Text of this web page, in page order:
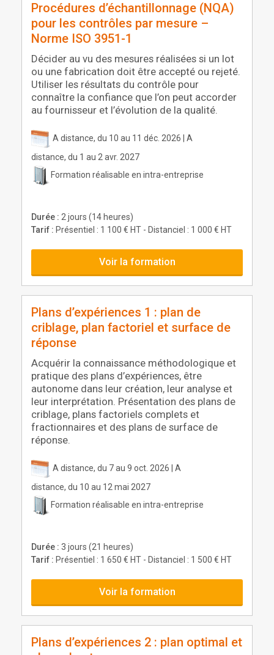
Procédures d’échantillonnage (NQA)
pour les contrôles par mesure –
Norme ISO 3951-1
Décider au vu des mesures réalisées si un lot
ou une fabrication doit être accepté ou rejeté.
Utiliser les résultats du contrôle pour
connaître la confiance que l’on peut accorder
au fournisseur et l’évolution de la qualité.
A distance, du 10 au 11 déc. 2026 | A
distance, du 1 au 2 avr. 2027
Formation réalisable en intra-entreprise
Durée : 2 jours (14 heures)
Tarif : Présentiel : 1 100 € HT - Distanciel : 1 000 € HT
Voir la formation
Plans d’expériences 1 : plan de
criblage, plan factoriel et surface de
réponse
Acquérir la connaissance méthodologique et
pratique des plans d’expériences, être
autonome dans leur création, leur analyse et
leur interprétation. Présentation des plans de
criblage, plans factoriels complets et
fractionnaires et des plans de surface de
réponse.
A distance, du 7 au 9 oct. 2026 | A
distance, du 10 au 12 mai 2027
Formation réalisable en intra-entreprise
Durée : 3 jours (21 heures)
Tarif : Présentiel : 1 650 € HT - Distanciel : 1 500 € HT
Voir la formation
Plans d’expériences 2 : plan optimal et